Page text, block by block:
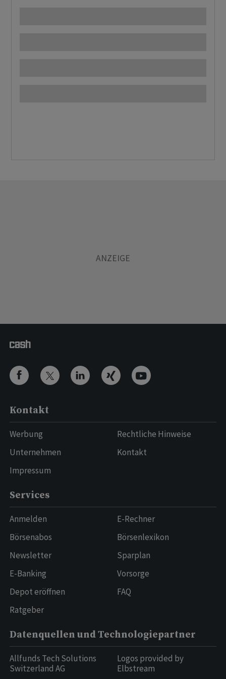
Kontakt
Werbung
Unternehmen
Impressum
Rechtliche Hinweise
Kontakt
Services
Anmelden
Börsenabos
Newsletter
E-Banking
Depot eröffnen
Ratgeber
E-Rechner
Börsenlexikon
Sparplan
Vorsorge
FAQ
Datenquellen und Technologiepartner
Allfunds Tech Solutions
Switzerland AG
Logos provided by
Elbstream